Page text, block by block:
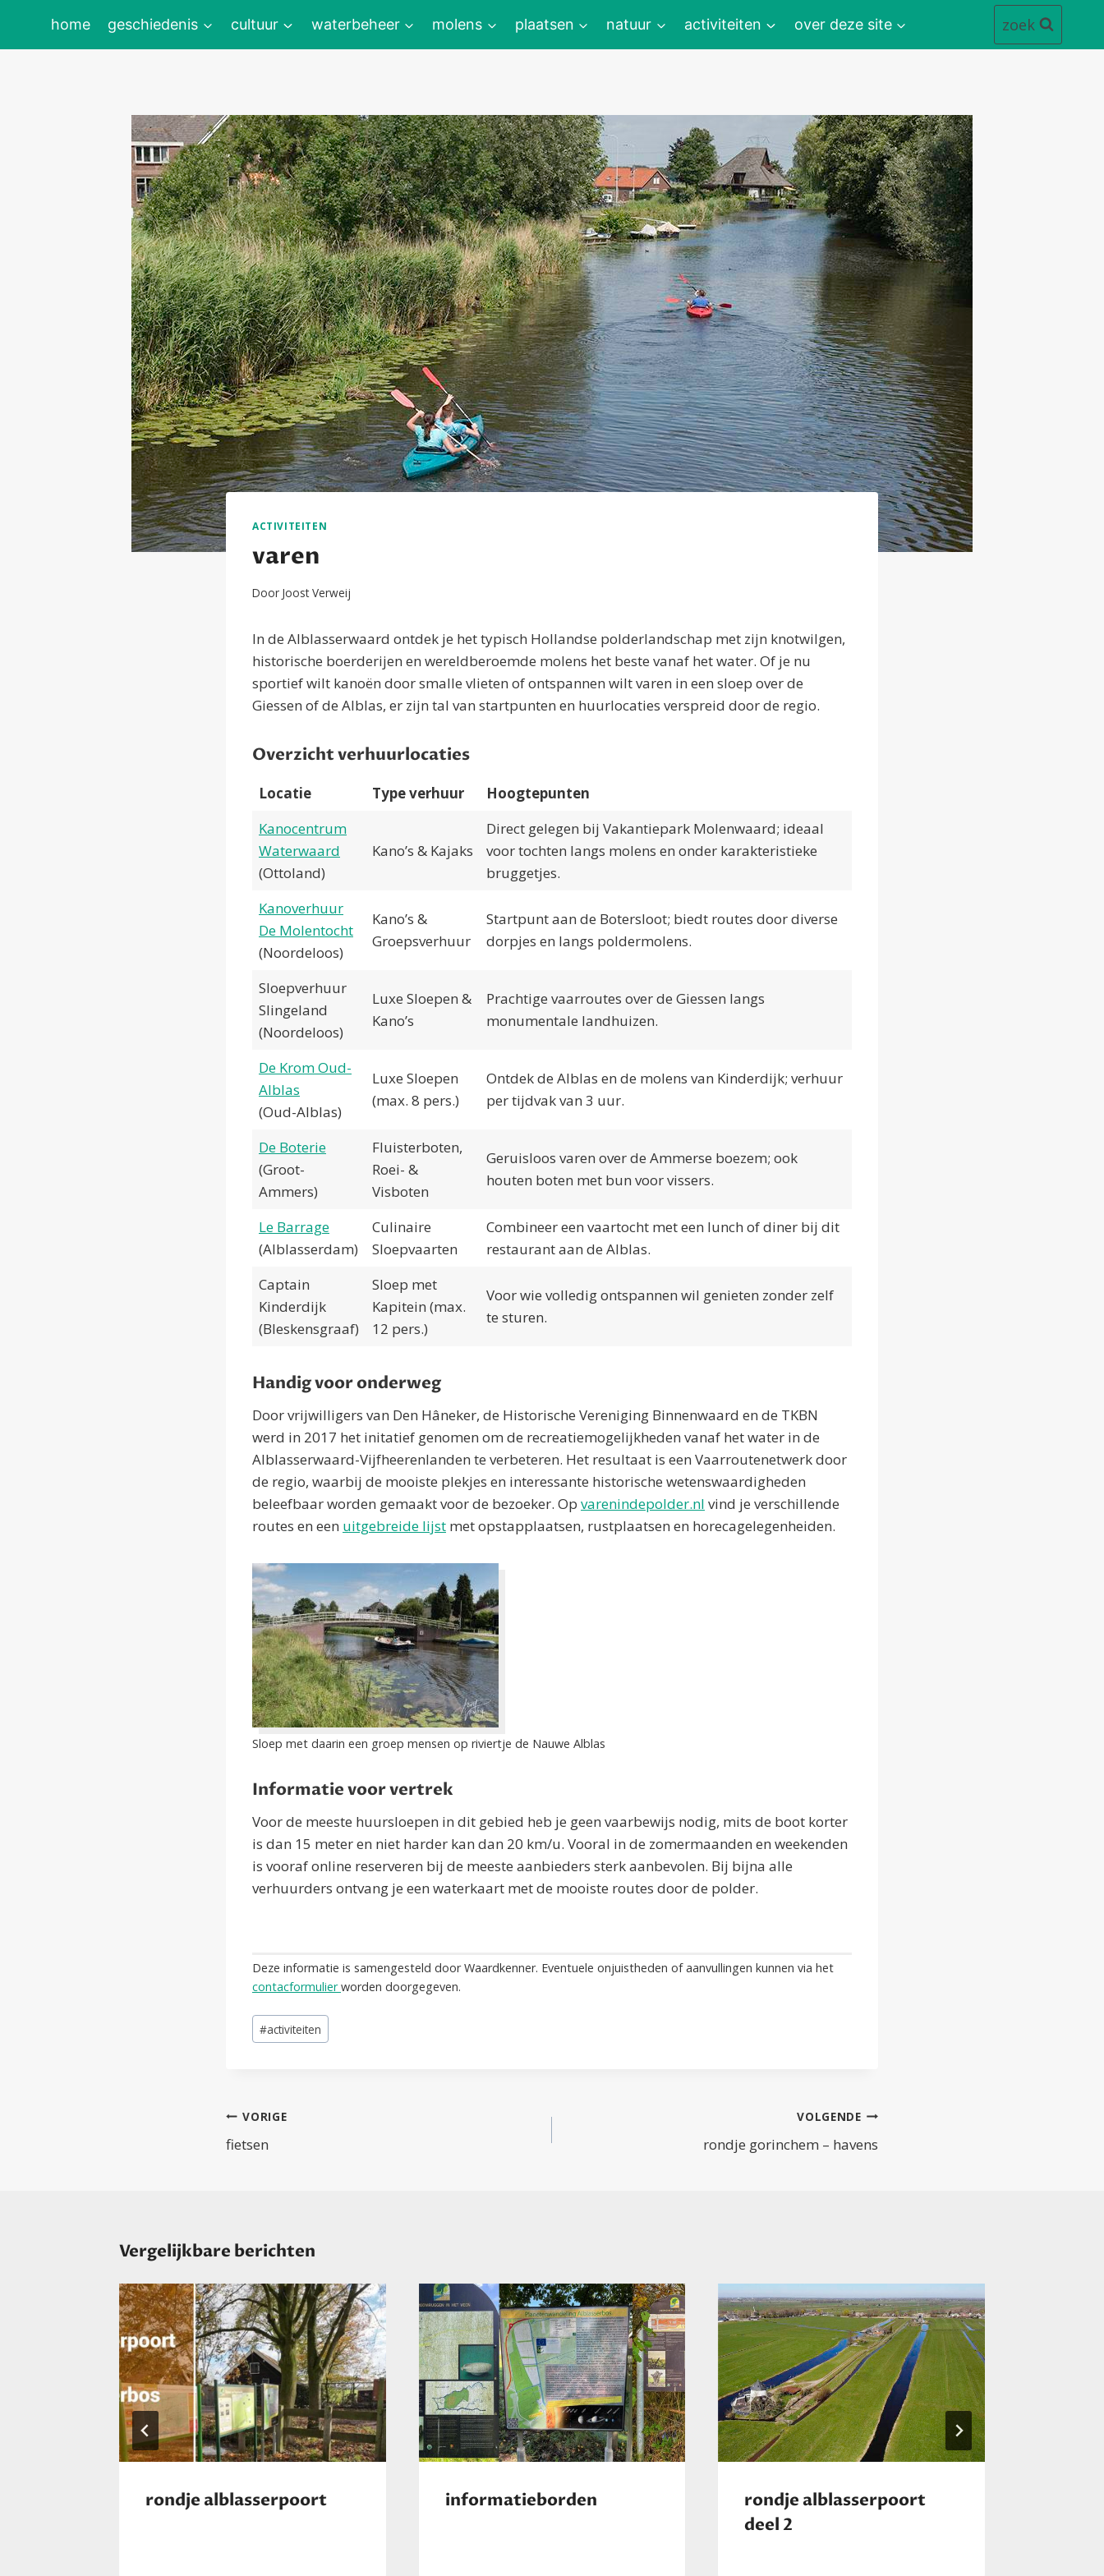
inhoud
home geschiedenis cultuur waterbeheer molens plaatsen natuur activiteiten over deze site zoek
ACTIVITEITEN
varen
Door Joost Verweij
In de Alblasserwaard ontdek je het typisch Hollandse polderlandschap met zijn knotwilgen,
historische boerderijen en wereldberoemde molens het beste vanaf het water. Of je nu
sportief wilt kanoën door smalle vlieten of ontspannen wilt varen in een sloep over de
Giessen of de Alblas, er zijn tal van startpunten en huurlocaties verspreid door de regio.
Overzicht verhuurlocaties
Locatie Type verhuur
Hoogtepunten
Kanocentrum
Waterwaard
(Ottoland)
Kano’s & Kajaks
Direct gelegen bij Vakantiepark Molenwaard; ideaal
voor tochten langs molens en onder karakteristieke
bruggetjes.
Kanoverhuur
De Molentocht
(Noordeloos)
Kano’s &
Groepsverhuur
Startpunt aan de Botersloot; biedt routes door diverse
dorpjes en langs poldermolens.
Sloepverhuur
Slingeland
(Noordeloos)
Luxe Sloepen &
Kano’s
Prachtige vaarroutes over de Giessen langs
monumentale landhuizen.
De Krom Oud-
Alblas
(Oud-Alblas)
Luxe Sloepen
(max. 8 pers.)
Ontdek de Alblas en de molens van Kinderdijk; verhuur
per tijdvak van 3 uur.
De Boterie
(Groot-
Ammers)
Fluisterboten,
Roei- &
Visboten
Geruisloos varen over de Ammerse boezem; ook
houten boten met bun voor vissers.
Le Barrage
(Alblasserdam)
Culinaire
Sloepvaarten
Combineer een vaartocht met een lunch of diner bij dit
restaurant aan de Alblas.
Captain
Kinderdijk
(Bleskensgraaf)
Sloep met
Kapitein (max.
12 pers.)
Voor wie volledig ontspannen wil genieten zonder zelf
te sturen.
Handig voor onderweg
Door vrijwilligers van Den Hâneker, de Historische Vereniging Binnenwaard en de TKBN
werd in 2017 het initatief genomen om de recreatiemogelijkheden vanaf het water in de
Alblasserwaard-Vijfheerenlanden te verbeteren. Het resultaat is een Vaarroutenetwerk door
de regio, waarbij de mooiste plekjes en interessante historische wetenswaardigheden
beleefbaar worden gemaakt voor de bezoeker. Op varenindepolder.nl vind je verschillende
routes en een uitgebreide lijst met opstapplaatsen, rustplaatsen en horecagelegenheiden.
Sloep met daarin een groep mensen op riviertje de Nauwe Alblas
Informatie voor vertrek
Voor de meeste huursloepen in dit gebied heb je geen vaarbewijs nodig, mits de boot korter
is dan 15 meter en niet harder kan dan 20 km/u. Vooral in de zomermaanden en weekenden
is vooraf online reserveren bij de meeste aanbieders sterk aanbevolen. Bij bijna alle
verhuurders ontvang je een waterkaart met de mooiste routes door de polder.
Deze informatie is samengesteld door Waardkenner. Eventuele onjuistheden of aanvullingen kunnen via het
contacformulierworden doorgegeven.
Bericht
tags:
#activiteiten
Bericht
navigatie
VORIGE
fietsen
VOLGENDE
rondje gorinchem – havens
Vergelijkbare berichten
rondje alblasserpoort informatieborden
rondje alblasserpoort
deel 2